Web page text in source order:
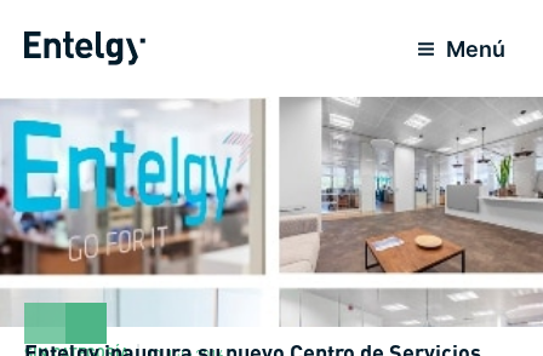
Menú
SIN CATEGORÍA